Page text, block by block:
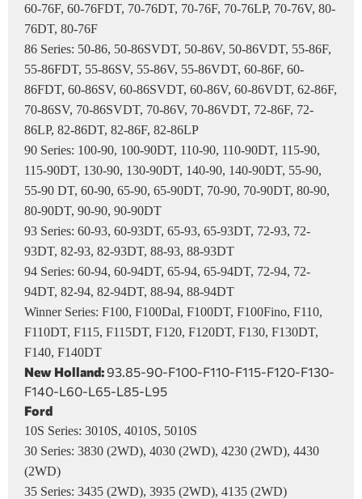
60-76F, 60-76FDT, 70-76DT, 70-76F, 70-76LP, 70-76V, 80-
76DT, 80-76F
86 Series: 50-86, 50-86SVDT, 50-86V, 50-86VDT, 55-86F,
55-86FDT, 55-86SV, 55-86V, 55-86VDT, 60-86F, 60-
86FDT, 60-86SV, 60-86SVDT, 60-86V, 60-86VDT, 62-86F,
70-86SV, 70-86SVDT, 70-86V, 70-86VDT, 72-86F, 72-
86LP, 82-86DT, 82-86F, 82-86LP
90 Series: 100-90, 100-90DT, 110-90, 110-90DT, 115-90,
115-90DT, 130-90, 130-90DT, 140-90, 140-90DT, 55-90,
55-90 DT, 60-90, 65-90, 65-90DT, 70-90, 70-90DT, 80-90,
80-90DT, 90-90, 90-90DT
93 Series: 60-93, 60-93DT, 65-93, 65-93DT, 72-93, 72-
93DT, 82-93, 82-93DT, 88-93, 88-93DT
94 Series: 60-94, 60-94DT, 65-94, 65-94DT, 72-94, 72-
94DT, 82-94, 82-94DT, 88-94, 88-94DT
Winner Series: F100, F100Dal, F100DT, F100Fino, F110,
F110DT, F115, F115DT, F120, F120DT, F130, F130DT,
F140, F140DT
New Holland:93.85-90-F100-F110-F115-F120-F130-
F140-L60-L65-L85-L95
Ford
10S Series: 3010S, 4010S, 5010S
30 Series: 3830 (2WD), 4030 (2WD), 4230 (2WD), 4430
(2WD)
35 Series: 3435 (2WD), 3935 (2WD), 4135 (2WD)